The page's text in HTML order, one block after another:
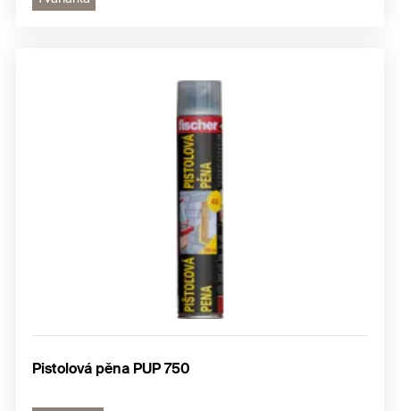
Pistolová pěna PUP 750